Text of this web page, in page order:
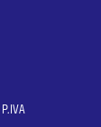
P.IVA